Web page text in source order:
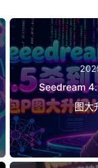
Seedream
图大